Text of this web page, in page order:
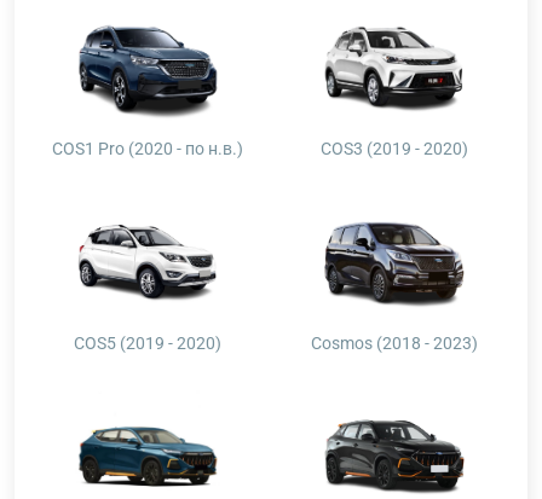
COS1 Pro (2020 - по н.в.) COS3 (2019 - 2020)
COS5 (2019 - 2020) Cosmos (2018 - 2023)